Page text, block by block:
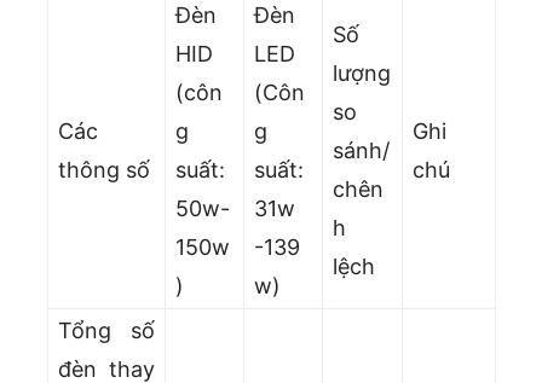
Các
thông số
Đèn
HID
(côn
g
suất:
50w-
150w
)
Đèn
LED
(Côn
g
suất:
31w
-139
w)
Số
lượng
so
sánh/
chên
h
lệch
Ghi
chú
Tổng số
đèn thay